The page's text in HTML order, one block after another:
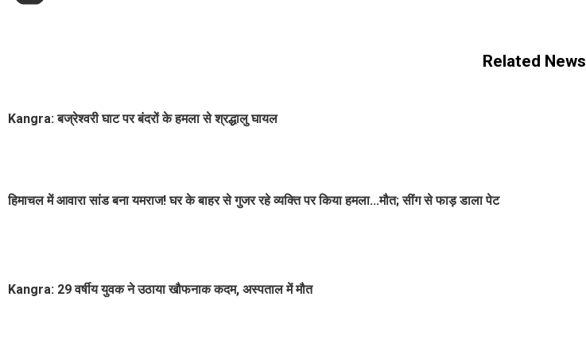
Related News
Kangra: बज्रेश्वरी घाट पर बंदरों के हमला से श्रद्धालु घायल
हिमाचल में आवारा सांड बना यमराज! घर के बाहर से गुजर रहे व्यक्ति पर किया हमला...मौत; सींग से फाड़ डाला पेट
Kangra: 29 वर्षीय युवक ने उठाया खौफनाक कदम, अस्पताल में मौत